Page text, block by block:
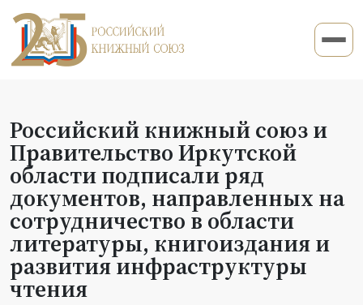
Российский книжный союз и
Правительство Иркутской
области подписали ряд
документов, направленных на
сотрудничество в области
литературы, книгоиздания и
развития инфраструктуры
чтения